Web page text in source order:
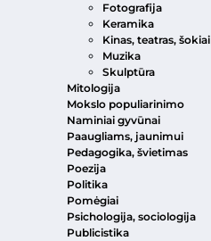
Fotografija
Keramika
Kinas, teatras, šokiai
Muzika
Skulptūra
Mitologija
Mokslo populiarinimo
Naminiai gyvūnai
Paaugliams, jaunimui
Pedagogika, švietimas
Poezija
Politika
Pomėgiai
Psichologija, sociologija
Publicistika